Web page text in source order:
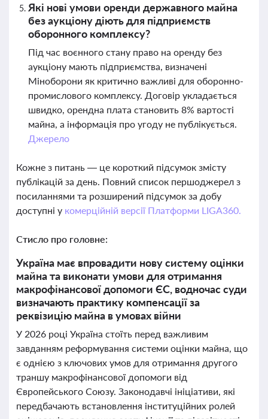
Які нові умови оренди державного майна
без аукціону діють для підприємств
оборонного комплексу?
Під час воєнного стану право на оренду без
аукціону мають підприємства, визначені
Міноборони як критично важливі для оборонно-
промислового комплексу. Договір укладається
швидко, орендна плата становить 8% вартості
майна, а інформація про угоду не публікується.
Джерело
Кожне з питань — це короткий підсумок змісту
публікацій за день. Повний список першоджерел з
посиланнями та розширений підсумок за добу
доступні у комерційній версії Платформи LIGA360.
Стисло про головне:
Україна має впровадити нову систему оцінки
майна та виконати умови для отримання
макрофінансової допомоги ЄС, водночас суди
визначають практику компенсації за
реквізицію майна в умовах війни
У 2026 році Україна стоїть перед важливим
завданням реформування системи оцінки майна, що
є однією з ключових умов для отримання другого
траншу макрофінансової допомоги від
Європейського Союзу. Законодавчі ініціативи, які
передбачають встановлення інституційних ролей